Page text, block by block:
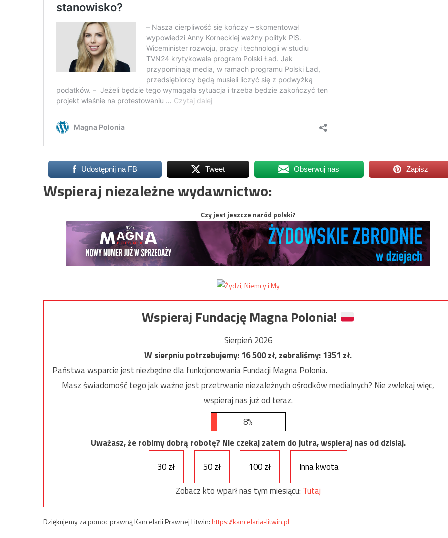
Udostępnij na FB Tweet Obserwuj nas Zapisz
Wspieraj niezależne wydawnictwo:
Czy jest jeszcze naród polski?
Wspieraj Fundację Magna Polonia!
Sierpień 2026
W sierpniu potrzebujemy:16 500zł, zebraliśmy:1351 zł.
Państwa wsparcie jest niezbędne dla funkcjonowania Fundacji Magna Polonia.
Masz świadomość tego jak ważne jest przetrwanie niezależnych ośrodków medialnych? Nie zwlekaj więc,
wspieraj nas już od teraz.
8%
Uważasz, że robimy dobrą robotę? Nie czekaj zatem do jutra, wspieraj nas od dzisiaj.
30 zł
50 zł 100 zł
Inna kwota
Zobacz kto wparł nas tym miesiącu: Tutaj
Dziękujemy za pomoc prawną Kancelarii Prawnej Litwin:https://kancelaria-litwin.pl